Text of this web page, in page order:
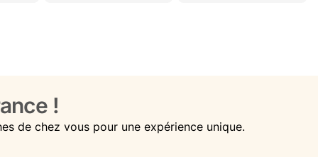
!
de chez vous pour une expérience unique.